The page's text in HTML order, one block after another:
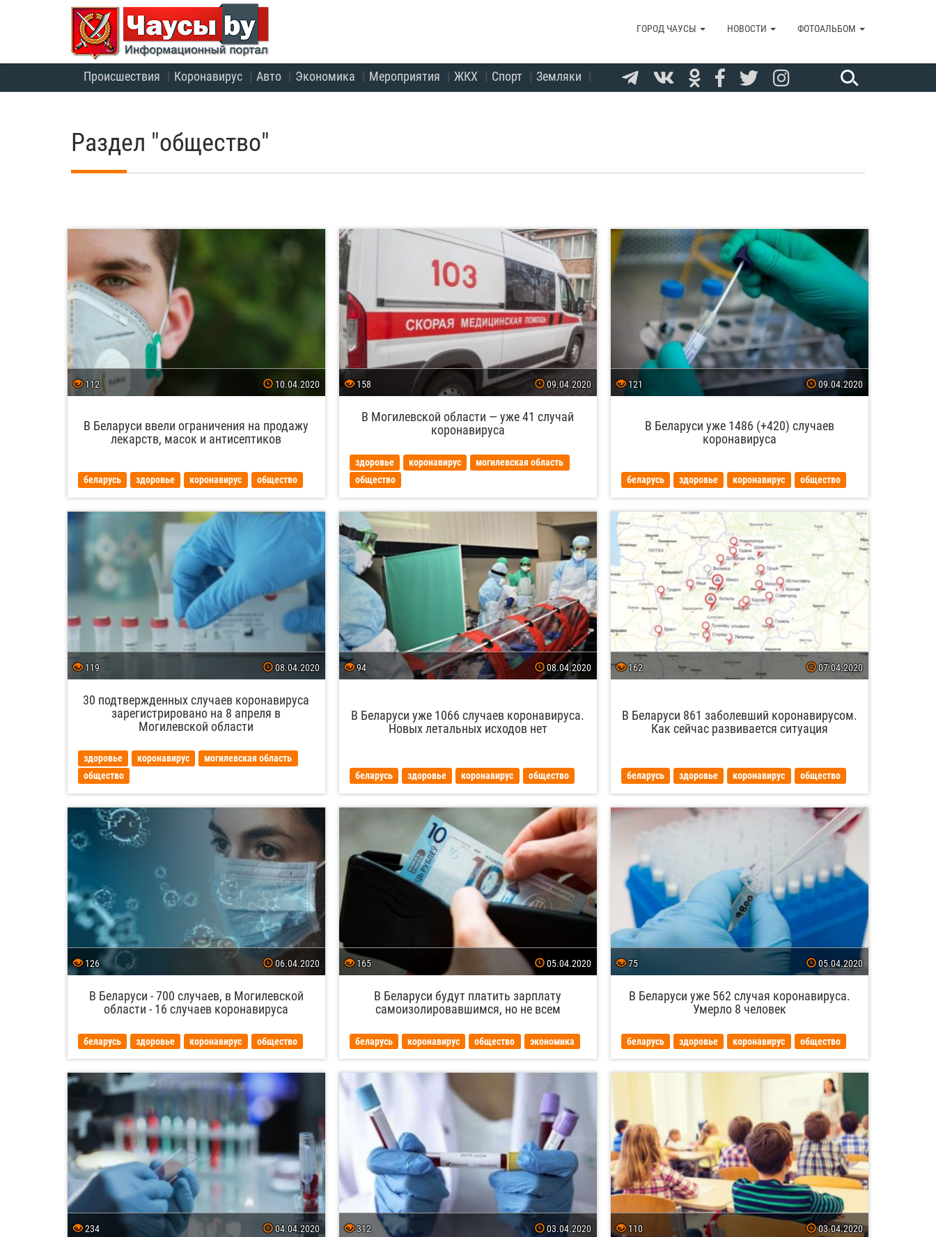
Происшествия Коронавирус Авто Экономика Мероприятия ЖКХ Спорт Земляки
ГОРОД ЧАУСЫ НОВОСТИ ФОТОАЛЬБОМ
Раздел "общество"
112 10.04.2020
В Беларуси ввели ограничения на продажу
лекарств, масок и антисептиков
беларусь здоровье коронавирус общество
158 09.04.2020
В Могилевской области — уже 41 случай
коронавируса
здоровье коронавирус
могилевская область
общество
121 09.04.2020
В Беларуси уже 1486 (+420) случаев
коронавируса
беларусь здоровье коронавирус общество
119 08.04.2020
30 подтвержденных случаев коронавируса
зарегистрировано на 8 апреля в
Могилевской области
здоровье коронавирус
могилевская область
общество
94 08.04.2020
В Беларуси уже 1066 случаев коронавируса.
Новых летальных исходов нет
беларусь здоровье коронавирус общество
162 07.04.2020
В Беларуси 861 заболевший коронавирусом.
Как сейчас развивается ситуация
беларусь здоровье коронавирус общество
126 06.04.2020
В Беларуси - 700 случаев, в Могилевской
области - 16 случаев коронавируса
беларусь здоровье коронавирус общество
165 05.04.2020
В Беларуси будут платить зарплату
самоизолировавшимся, но не всем
беларусь коронавирус общество экономика
75 05.04.2020
В Беларуси уже 562 случая коронавируса.
Умерло 8 человек
беларусь здоровье коронавирус общество
234 04.04.2020 312 03.04.2020 110 03.04.2020